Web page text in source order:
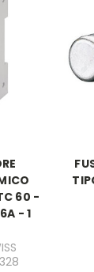
60 -
- 1